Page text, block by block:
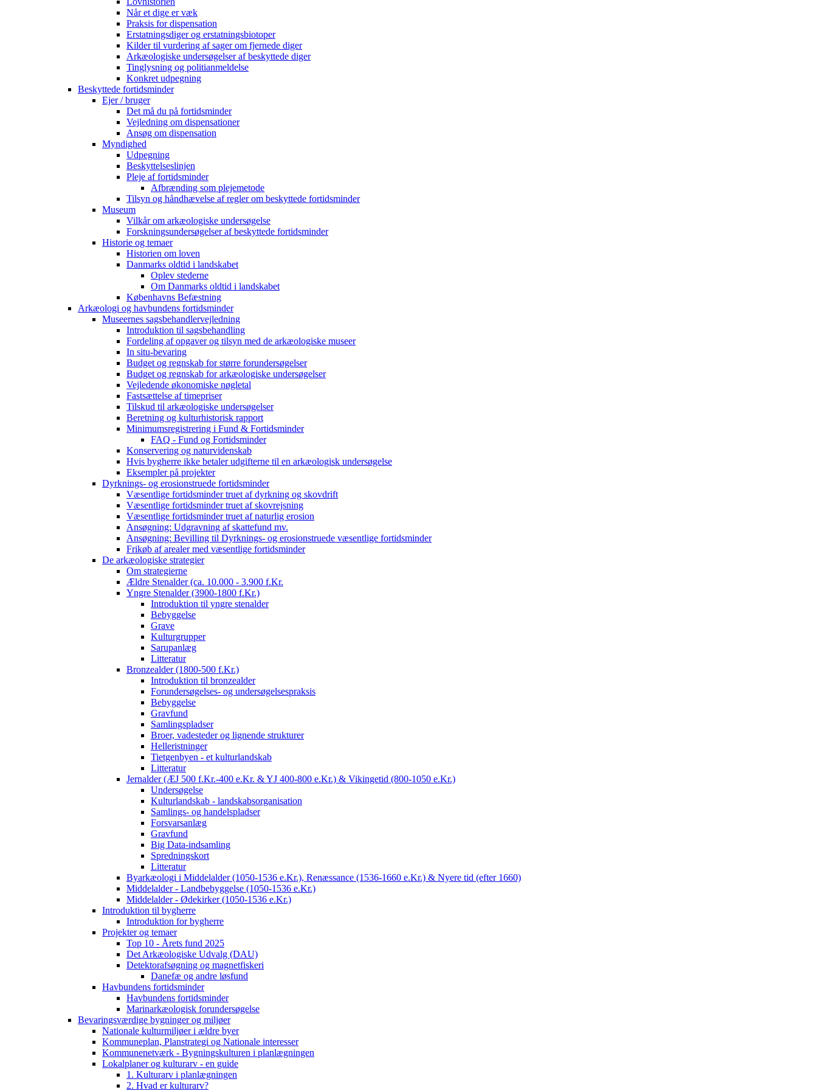
Når et dige er væk
Praksis for dispensation
Erstatningsdiger og erstatningsbiotoper
Kilder til vurdering af sager om fjernede diger
Arkæologiske undersøgelser af beskyttede diger
Tinglysning og politianmeldelse
Konkret udpegning
Beskyttede fortidsminder
Ejer / bruger
Det må du på fortidsminder
Vejledning om dispensationer
Ansøg om dispensation
Myndighed
Udpegning
Beskyttelseslinjen
Pleje af fortidsminder
Afbrænding som plejemetode
Tilsyn og håndhævelse af regler om beskyttede fortidsminder
Museum
Vilkår om arkæologiske undersøgelse
Forskningsundersøgelser af beskyttede fortidsminder
Historie og temaer
Historien om loven
Danmarks oldtid i landskabet
Oplev stederne
Om Danmarks oldtid i landskabet
Københavns Befæstning
Arkæologi og havbundens fortidsminder
Museernes sagsbehandlervejledning
Introduktion til sagsbehandling
Fordeling af opgaver og tilsyn med de arkæologiske museer
In situ-bevaring
Budget og regnskab for større forundersøgelser
Budget og regnskab for arkæologiske undersøgelser
Vejledende økonomiske nøgletal
Fastsættelse af timepriser
Tilskud til arkæologiske undersøgelser
Beretning og kulturhistorisk rapport
Minimumsregistrering i Fund & Fortidsminder
FAQ - Fund og Fortidsminder
Konservering og naturvidenskab
Hvis bygherre ikke betaler udgifterne til en arkæologisk undersøgelse
Eksempler på projekter
Dyrknings- og erosionstruede fortidsminder
Væsentlige fortidsminder truet af dyrkning og skovdrift
Væsentlige fortidsminder truet af skovrejsning
Væsentlige fortidsminder truet af naturlig erosion
Ansøgning: Udgravning af skattefund mv.
Ansøgning: Bevilling til Dyrknings- og erosionstruede væsentlige fortidsminder
Frikøb af arealer med væsentlige fortidsminder
De arkæologiske strategier
Om strategierne
Ældre Stenalder (ca. 10.000 - 3.900 f.Kr.
Yngre Stenalder (3900-1800 f.Kr.)
Introduktion til yngre stenalder
Bebyggelse
Grave
Kulturgrupper
Sarupanlæg
Litteratur
Bronzealder (1800-500 f.Kr.)
Introduktion til bronzealder
Forundersøgelses- og undersøgelsespraksis
Bebyggelse
Gravfund
Samlingspladser
Broer, vadesteder og lignende strukturer
Helleristninger
Tietgenbyen - et kulturlandskab
Litteratur
Jernalder (ÆJ 500 f.Kr.-400 e.Kr. & YJ 400-800 e.Kr.) & Vikingetid (800-1050 e.Kr.)
Undersøgelse
Kulturlandskab - landskabsorganisation
Samlings- og handelspladser
Forsvarsanlæg
Gravfund
Big Data-indsamling
Spredningskort
Litteratur
Byarkæologi i Middelalder (1050-1536 e.Kr.), Renæssance (1536-1660 e.Kr.) & Nyere tid (efter 1660)
Middelalder - Landbebyggelse (1050-1536 e.Kr.)
Middelalder - Ødekirker (1050-1536 e.Kr.)
Introduktion til bygherre
Introduktion for bygherre
Projekter og temaer
Top 10 - Årets fund 2025
Det Arkæologiske Udvalg (DAU)
Detektorafsøgning og magnetfiskeri
Danefæ og andre løsfund
Havbundens fortidsminder
Havbundens fortidsminder
Marinarkæologisk forundersøgelse
Bevaringsværdige bygninger og miljøer
Nationale kulturmiljøer i ældre byer
Kommuneplan, Planstrategi og Nationale interesser
Kommunenetværk - Bygningskulturen i planlægningen
Lokalplaner og kulturarv - en guide
1. Kulturarv i planlægningen
2. Hvad er kulturarv?